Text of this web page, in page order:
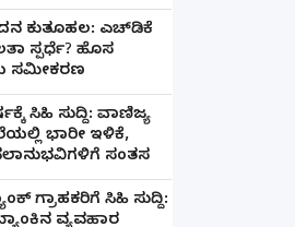
ಕುತೂಹಲ: ಎಚ್‌ಡಿಕೆ
ಸ್ಪರ್ಧೆ? ಹೊಸ
ಸಮೀಕರಣ
ಸಿಹಿ ಸುದ್ದಿ: ವಾಣಿಜ್ಯ
ಭಾರೀ ಇಳಿಕೆ,
ಸಂತಸ
ಗ್ರಾಹಕರಿಗೆ ಸಿಹಿ ಸುದ್ದಿ:
ವ್ಯವಹಾರ